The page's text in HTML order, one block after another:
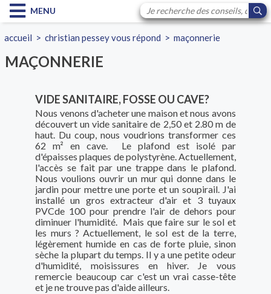
MENU
accueil >christian pessey vous répond >maçonnerie
MAÇONNERIE
VIDE SANITAIRE, FOSSE OU CAVE?
Nous venons d'acheter une maison et nous avons
découvert un vide sanitaire de 2,50 et 2.80 m de
haut. Du coup, nous voudrions transformer ces
62 m² en cave. Le plafond est isolé par
d'épaisses plaques de polystyrène. Actuellement,
l'accès se fait par une trappe dans le plafond.
Nous voulions ouvrir un mur qui donne dans le
jardin pour mettre une porte et un soupirail. J'ai
installé un gros extracteur d'air et 3 tuyaux
PVCde 100 pour prendre l'air de dehors pour
diminuer l'humidité. Mais que faire sur le sol et
les murs ? Actuellement, le sol est de la terre,
légèrement humide en cas de forte pluie, sinon
sèche la plupart du temps. Il y a une petite odeur
d'humidité, moisissures en hiver. Je vous
remercie beaucoup car c'est un vrai casse-tête
et je ne trouve pas d'aide ailleurs.